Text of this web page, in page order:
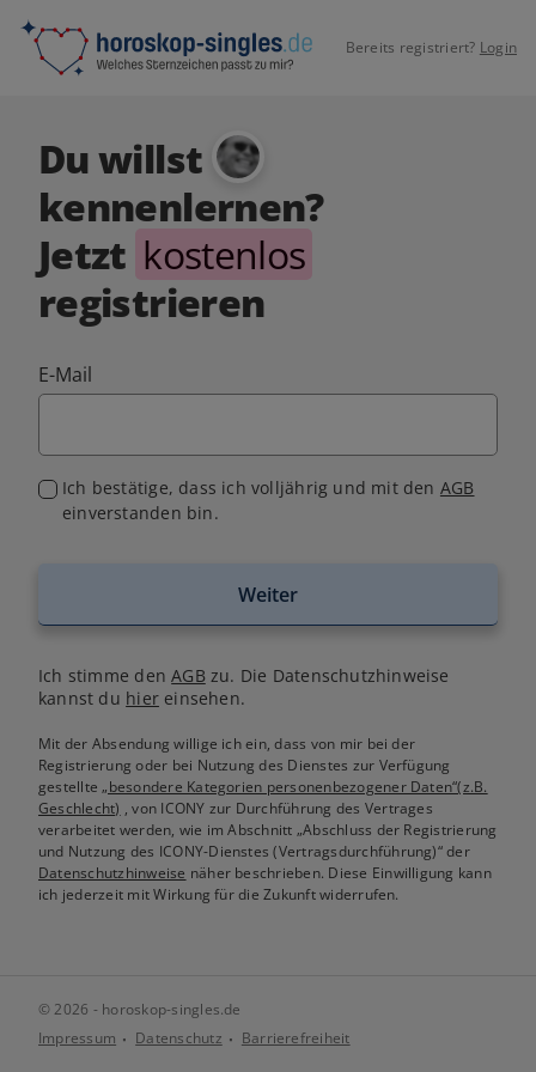
Bereits registriert? Login
Du willst
kennenlernen?
Jetzt kostenlos
registrieren
E-Mail
Ich bestätige, dass ich volljährig und mit den AGB
einverstanden bin.
Weiter
Ich stimme denAGB zu. Die Datenschutzhinweise
kannst du hiereinsehen.
Mit der Absendung willige ich ein, dass von mir bei der
Registrierung oder bei Nutzung des Dienstes zur Verfügung
gestellte„besondere Kategorien personenbezogener Daten“(z.B.
Geschlecht) , von ICONY zur Durchführung des Vertrages
verarbeitet werden, wie im Abschnitt „Abschluss der Registrierung
und Nutzung des ICONY-Dienstes (Vertragsdurchführung)“ der
Datenschutzhinweise näher beschrieben. Diese Einwilligung kann
ich jederzeit mit Wirkung für die Zukunft widerrufen.
© 2026 - horoskop-singles.de
Impressum
Datenschutz Barrierefreiheit